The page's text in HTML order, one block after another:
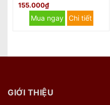
230.000₫
Mua ngay Chi tiết
GIỚI THIỆU